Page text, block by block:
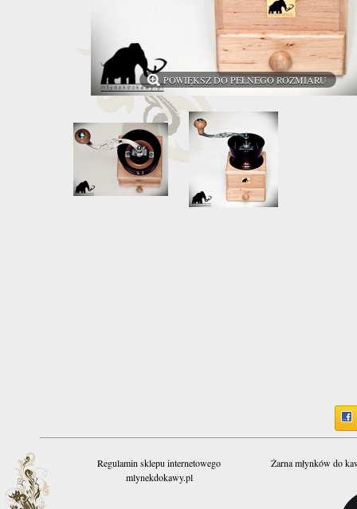
POWIĘKSZ DO PEŁNEGO ROZMIARU
Regulamin sklepu internetowego
mlynekdokawy.pl
Żarna młynków do